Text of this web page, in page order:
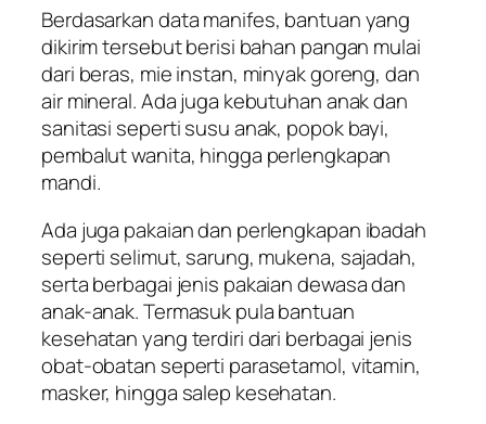
Berdasarkan data manifes, bantuan yang
dikirim tersebut berisi bahan pangan mulai
dari beras, mie instan, minyak goreng, dan
air mineral. Ada juga kebutuhan anak dan
sanitasi seperti susu anak, popok bayi,
pembalut wanita, hingga perlengkapan
mandi.
Ada juga pakaian dan perlengkapan ibadah
seperti selimut, sarung, mukena, sajadah,
serta berbagai jenis pakaian dewasa dan
anak-anak. Termasuk pula bantuan
kesehatan yang terdiri dari berbagai jenis
obat-obatan seperti parasetamol, vitamin,
masker, hingga salep kesehatan.